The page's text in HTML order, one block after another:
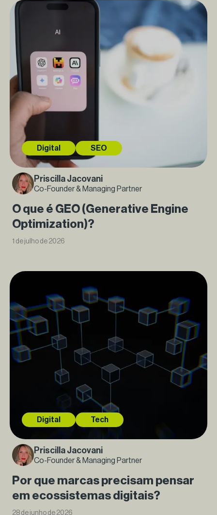
Digital SEO
Priscilla Jacovani
Co-Founder & Managing Partner
O que é GEO (Generative Engine
Optimization)?
1 de julho de 2026
Digital Tech
Priscilla Jacovani
Co-Founder & Managing Partner
Por que marcas precisam pensar
em ecossistemas digitais?
28 de junho de 2026